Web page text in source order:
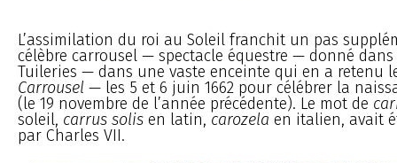
L’assimilation du roi au Soleil franchit un pas
célèbre carrousel — spectacle équestre — donné
Tuileries — dans une vaste enceinte qui en a retenu
Carrousel — les 5 et 6 juin 1662 pour célébrer la
(le 19 novembre de l’année précédente). Le mot de
soleil, carrus solis en latin, carozela en italien, avait
par Charles VII.